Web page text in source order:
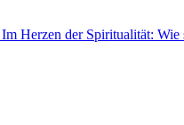
Herzen der Spiritualität: